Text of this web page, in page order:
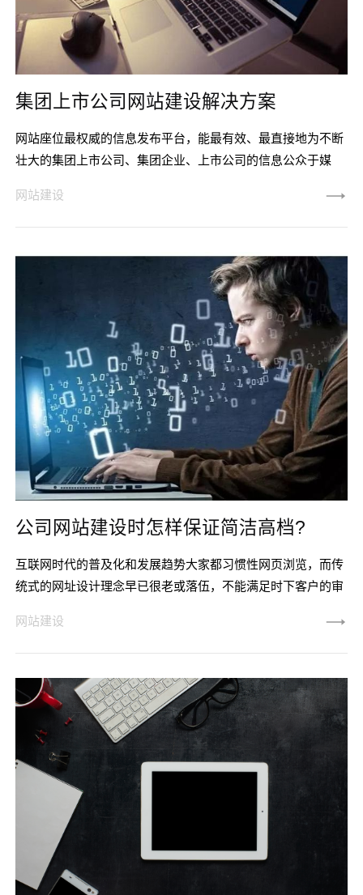
集团上市公司网站建设解决方案
网站座位最权威的信息发布平台，能最有效、最直接地为不断
壮大的集团上市公司、集团企业、上市公司的信息公众于媒
应商等目标人群并与他们进行沟通。如何建造一个既符合企业
形象，又能体现企业发展实力的网络平台，便成了集团上市公
司提供网站建设解决方案，网站建设、网站设计、网页设计、
网站建设
公司网站建设时怎样保证简洁高档?
互联网时代的普及化和发展趋势大家都习惯性网页浏览，而传
统式的网址设计理念早已很老或落伍，不能满足时下客户的审
是火爆的。的确那样的网址更火爆更好看，还有益于互联网推
广。由于这就是时下十分时兴的简洁既时尚潮流，给人轻松自
个简洁高档的企业官网基本建设要搞清楚这种关键点。最先在
不一样的行具备不一样的
网站建设